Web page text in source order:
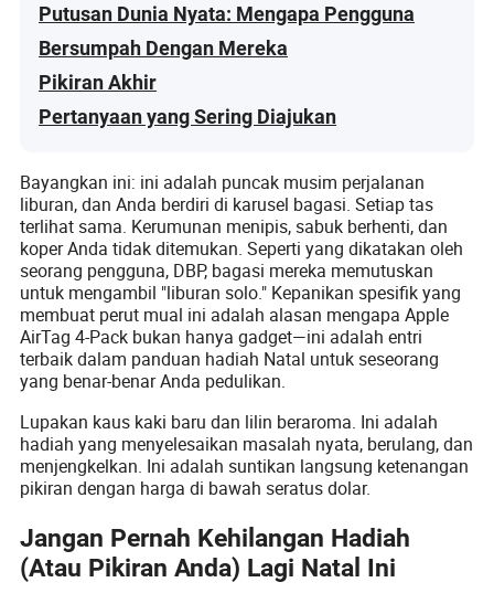
Putusan Dunia Nyata: Mengapa Pengguna
Bersumpah Dengan Mereka
Pikiran Akhir
Pertanyaan yang Sering Diajukan
Bayangkan ini: ini adalah puncak musim perjalanan
liburan, dan Anda berdiri di karusel bagasi. Setiap tas
terlihat sama. Kerumunan menipis, sabuk berhenti, dan
koper Anda tidak ditemukan. Seperti yang dikatakan oleh
seorang pengguna, DBP, bagasi mereka memutuskan
untuk mengambil "liburan solo." Kepanikan spesifik yang
membuat perut mual ini adalah alasan mengapa Apple
AirTag 4-Pack bukan hanya gadget—ini adalah entri
terbaik dalam panduan hadiah Natal untuk seseorang
yang benar-benar Anda pedulikan.
Lupakan kaus kaki baru dan lilin beraroma. Ini adalah
hadiah yang menyelesaikan masalah nyata, berulang, dan
menjengkelkan. Ini adalah suntikan langsung ketenangan
pikiran dengan harga di bawah seratus dolar.
Jangan Pernah Kehilangan Hadiah
(Atau Pikiran Anda) Lagi Natal Ini